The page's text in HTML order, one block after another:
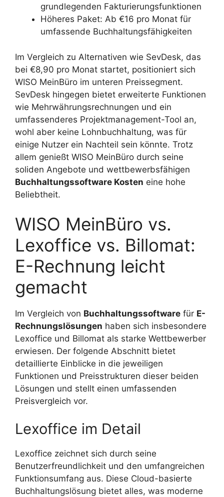
grundlegenden Fakturierungsfunktionen
Höheres Paket: Ab €16 pro Monat für
umfassende Buchhaltungsfähigkeiten
Im Vergleich zu Alternativen wie SevDesk, das
bei €8,90 pro Monat startet, positioniert sich
WISO MeinBüro im unteren Preissegment.
SevDesk hingegen bietet erweiterte Funktionen
wie Mehrwährungsrechnungen und ein
umfassenderes Projektmanagement-Tool an,
wohl aber keine Lohnbuchhaltung, was für
einige Nutzer ein Nachteil sein könnte. Trotz
allem genießt WISO MeinBüro durch seine
soliden Angebote und wettbewerbsfähigen
Buchhaltungssoftware Kosten eine hohe
Beliebtheit.
WISO MeinBüro vs.
Lexoffice vs. Billomat:
E-Rechnung leicht
gemacht
Im Vergleich von Buchhaltungssoftware für E-
Rechnungslösungen haben sich insbesondere
Lexoffice und Billomat als starke Wettbewerber
erwiesen. Der folgende Abschnitt bietet
detaillierte Einblicke in die jeweiligen
Funktionen und Preisstrukturen dieser beiden
Lösungen und stellt einen umfassenden
Preisvergleich vor.
Lexoffice im Detail
Lexoffice zeichnet sich durch seine
Benutzerfreundlichkeit und den umfangreichen
Funktionsumfang aus. Diese Cloud-basierte
Buchhaltungslösung bietet alles, was moderne